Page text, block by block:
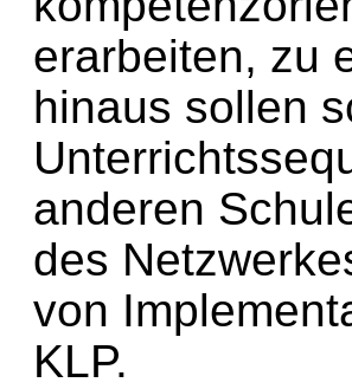
erarbeiten, zu
hinaus sollen
anderen
des
von
KLP.